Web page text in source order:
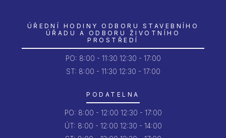
ÚŘEDNÍ HODINY ODBORU STAVEBNÍHO
ÚŘADU A ODBORU ŽIVOTNÍHO
PROSTŘEDÍ
PO: 8:00 - 11:30 12:30 - 17:00
ST: 8:00 - 11:30 12:30 - 17:00
PODATELNA
PO: 8:00 - 12:00 12:30 - 17:00
ÚT: 8:00 - 12:00 12:30 - 14:00